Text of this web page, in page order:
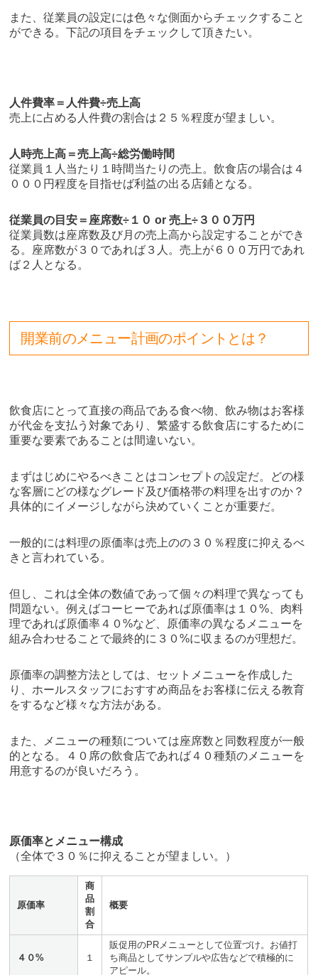
また、従業員の設定には色々な側面からチェックすること
ができる。下記の項目をチェックして頂きたい。
人件費率＝人件費÷売上高
売上に占める人件費の割合は２５％程度が望ましい。
人時売上高＝売上高÷総労働時間
従業員１人当たり１時間当たりの売上。飲食店の場合は４
０００円程度を目指せば利益の出る店鋪となる。
従業員の目安＝座席数÷１０ or 売上÷３００万円
従業員数は座席数及び月の売上高から設定することができ
る。座席数が３０であれば３人。売上が６００万円であれ
ば２人となる。
開業前のメニュー計画のポイントとは？
飲食店にとって直接の商品である食べ物、飲み物はお客様
が代金を支払う対象であり、繁盛する飲食店にするために
重要な要素であることは間違いない。
まずはじめにやるべきことはコンセプトの設定だ。どの様
な客層にどの様なグレード及び価格帯の料理を出すのか？
具体的にイメージしながら決めていくことが重要だ。
一般的には料理の原価率は売上のの３０％程度に抑えるべ
きと言われている。
但し、これは全体の数値であって個々の料理で異なっても
問題ない。例えばコーヒーであれば原価率は１０%、肉料
理であれば原価率４０%など、原価率の異なるメニューを
組み合わせることで最終的に３０%に収まるのが理想だ。
原価率の調整方法としては、セットメニューを作成した
り、ホールスタッフにおすすめ商品をお客様に伝える教育
をするなど様々な方法がある。
また、メニューの種類については座席数と同数程度が一般
的となる。４０席の飲食店であれば４０種類のメニューを
用意するのが良いだろう。
原価率とメニュー構成
（全体で３０％に抑えることが望ましい。）
原価率
商
品
割
合
概要
４０% １
販促用のPRメニューとして位置づけ。お値打
ち商品としてサンプルや広告などで積極的に
アピール。